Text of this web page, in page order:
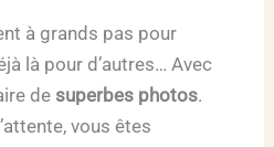
à grands pas pour
là pour d’autres… Avec
de superbes photos.
vous êtes